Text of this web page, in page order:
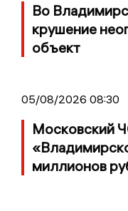
Во
крушение
объект
05/08/2026 08:30
Московский
миллионов